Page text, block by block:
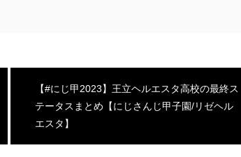
【#にじ甲2023】王立ヘルエスタ高校の最終ス
テータスまとめ【にじさんじ甲子園/リゼヘル
エスタ】